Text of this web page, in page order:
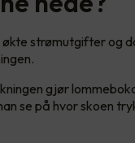
strømutgifter og
gjør
se på hvor skoen